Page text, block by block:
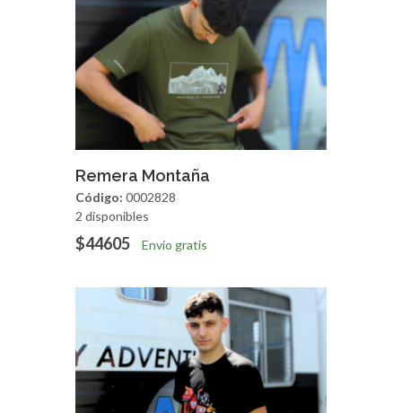
Agregar
Remera Montaña
Código: 0002828
2 disponibles
$44605 Envío gratis